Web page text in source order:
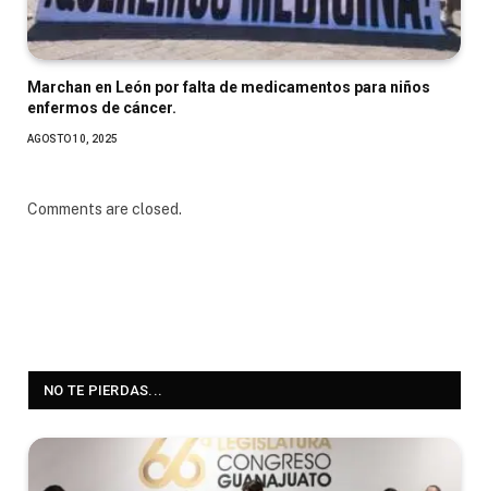
Marchan en León por falta de medicamentos para niños
enfermos de cáncer.
AGOSTO 10, 2025
Comments are closed.
NO TE PIERDAS...